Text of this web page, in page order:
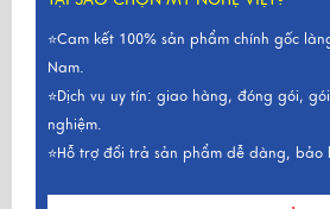
⭐Cam kết 100% sản phẩm chính gốc
Nam.
⭐Dịch vụ uy tín: giao hàng, đóng gói,
nghiệm.
⭐Hỗ trợ đổi trả sản phẩm dễ dàng, bảo